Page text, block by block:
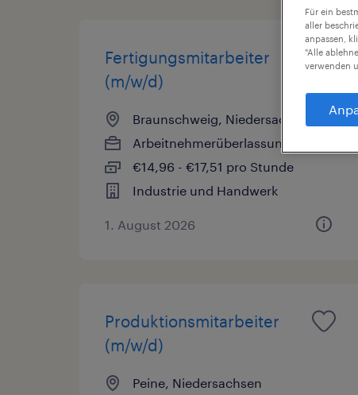
Fertigungsmitarbeiter
(m/w/d)
Braunschweig, Niedersachsen
Arbeitnehmerüberlassung
€14,96 - €17,51 pro Stunde
Industrie und Handwerk
1. August 2026
Produktionsmitarbeiter
(m/w/d)
Peine, Niedersachsen
Für ein
aller
anpassen,
"Alle
verwenden